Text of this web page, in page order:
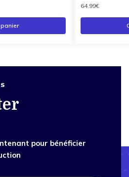
64.99€
pour bénéficier